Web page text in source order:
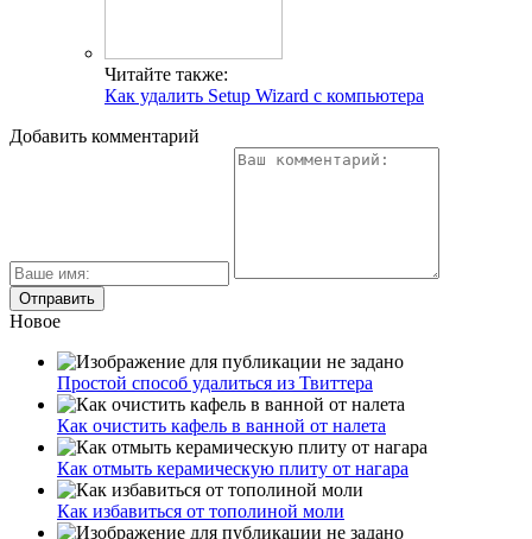
Читайте также:
Как удалить Setup Wizard с компьютера
Добавить комментарий
Новое
Простой способ удалиться из Твиттера
Как очистить кафель в ванной от налета
Как отмыть керамическую плиту от нагара
Как избавиться от тополиной моли